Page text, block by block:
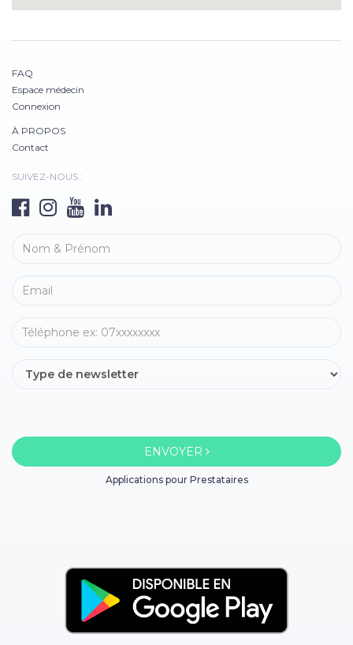
FAQ
Espace médecin
Connexion
À PROPOS
Contact
SUIVEZ-NOUS :
ENVOYER
Applications pour Prestataires